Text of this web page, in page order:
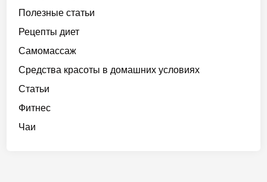
Полезные статьи
Рецепты диет
Самомассаж
Средства красоты в домашних условиях
Статьи
Фитнес
Чаи